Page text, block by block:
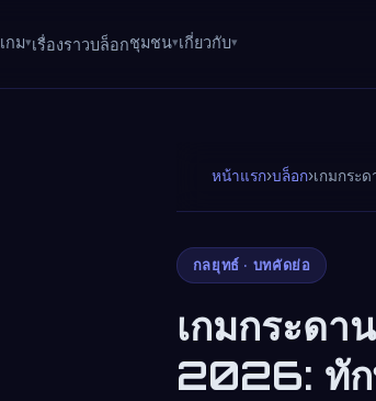
เกม เรื่องราวบล็อกชุมชน เกี่ยวกับ
หน้าแรก›บล็อก›เกมกระ
กลยุทธ์ · บทคัดย่อ
เกมกระด
2026: ทัก